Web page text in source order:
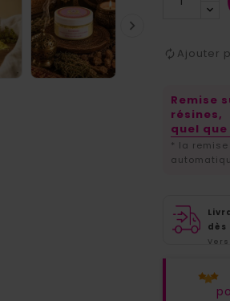

Ajouter
Remise
résines,
quel
* la
dès